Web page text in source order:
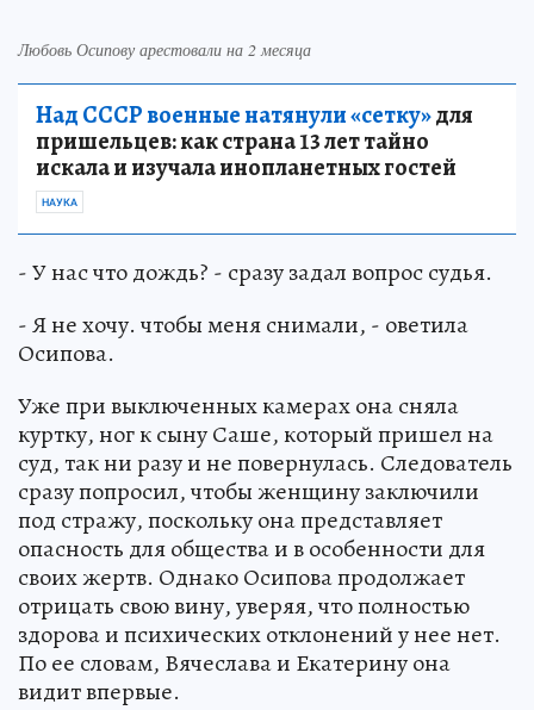
Любовь Осипову арестовали на 2 месяца
Над СССР военные натянули «сетку»для
пришельцев: как страна 13 лет тайно
искала и изучала инопланетных гостей
НАУКА
- У нас что дождь? - сразу задал вопрос судья.
- Я не хочу. чтобы меня снимали, - оветила
Осипова.
Уже при выключенных камерах она сняла
куртку, ног к сыну Саше, который пришел на
суд, так ни разу и не повернулась. Следователь
сразу попросил, чтобы женщину заключили
под стражу, поскольку она представляет
опасность для общества и в особенности для
своих жертв. Однако Осипова продолжает
отрицать свою вину, уверяя, что полностью
здорова и психических отклонений у нее нет.
По ее словам, Вячеслава и Екатерину она
видит впервые.